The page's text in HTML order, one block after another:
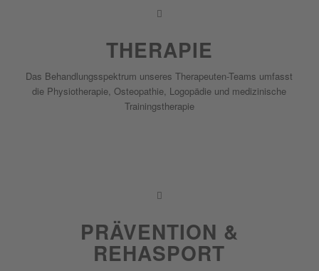
THERAPIE
Das Behandlungsspektrum unseres Therapeuten-Teams umfasst
die Physiotherapie, Osteopathie, Logopädie und medizinische
Trainingstherapie
PRÄVENTION &
REHASPORT